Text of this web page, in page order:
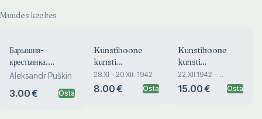
Muudes keeltes
Барышня-
крестьянка.
Barõšnja-
Aleksandr Puškin
3.00 € Osta
Kunstihoone
kunsti
sügisnäitus.
Herbstkunstausstellung
Haus der Kunst
28.XI - 20.XII. 1942
8.00 € Osta
Kunstihoone
kunsti
jõulunäitus.
Haus der Kunst
22.XII.1942 -
20.I.1943
15.00 € Osta